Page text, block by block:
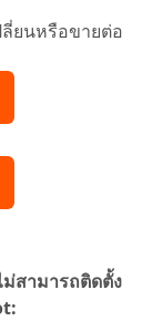
ยนหรือขายต่อ
สามารถติดตั้ง